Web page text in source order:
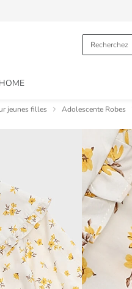
jeunes filles Adolescente Robes